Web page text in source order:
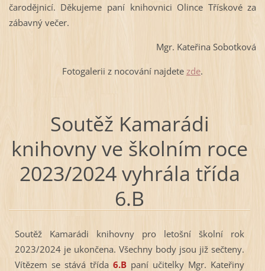
čarodějnicí. Děkujeme paní knihovnici Olince Třískové za
zábavný večer.
Mgr. Kateřina Sobotková
Fotogalerii z nocování najdete zde.
Soutěž Kamarádi
knihovny ve školním roce
2023/2024 vyhrála třída
6.B
Soutěž Kamarádi knihovny pro letošní školní rok
2023/2024 je ukončena. Všechny body jsou již sečteny.
Vítězem se stává třída 6.B paní učitelky Mgr. Kateřiny